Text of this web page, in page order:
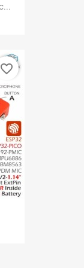
favorite_border